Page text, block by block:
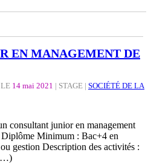
EN MANAGEMENT DE
14 mai 2021 | STAGE | SOCIÉTÉ DE LA
consultant junior en management
Minimum : Bac+4 en
gestion Description des activités :